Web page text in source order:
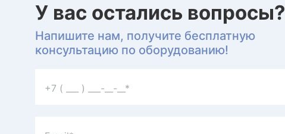
У вас остались вопросы?
Напишите нам, получите бесплатную
консультацию по оборудованию!